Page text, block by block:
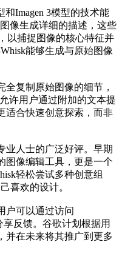
和Imagen 3模型的技术能
像生成详细的描述，这些
以捕捉图像的核心特征并
能够生成与原始图像
全复制原始图像的细节，
许用户通过附加的文本提
适合快速创意探索，而非
业人士的广泛好评。早期
图像编辑工具，更是一个
轻松尝试多种创意组
喜欢的设计。
户可以通过访问
享反馈。谷歌计划根据用
并在未来将其推广到更多